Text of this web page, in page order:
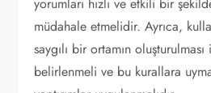
müdahale etmelidir. Ayrıca,
saygılı bir ortamın
belirlenmeli ve bu kurallara